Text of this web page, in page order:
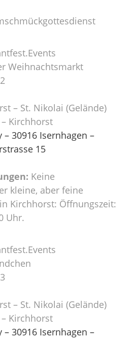
Weihnachtsmarkt
– St. Nikolai (Gelände)
Kirchhorst
– 30916 Isernhagen –
15
Keine
kleine, aber feine
Kirchhorst: Öffnungszeit:
Uhr.
– St. Nikolai (Gelände)
Kirchhorst
– 30916 Isernhagen –